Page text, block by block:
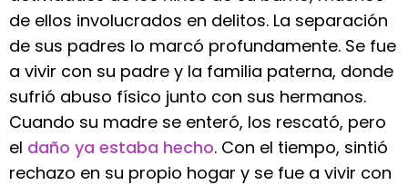
de ellos involucrados en delitos. La separación
de sus padres lo marcó profundamente. Se fue
a vivir con su padre y la familia paterna, donde
sufrió abuso físico junto con sus hermanos.
Cuando su madre se enteró, los rescató, pero
el daño ya estaba hecho. Con el tiempo, sintió
rechazo en su propio hogar y se fue a vivir con